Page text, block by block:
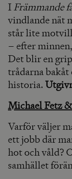
I Främmande
vindlande nät
står lite
– efter
Det blir en
trådarna
historia.
Michael Fetz
Varför väljer
ett jobb där
hot och våld?
samhället